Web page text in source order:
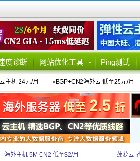
度诊断 网站优化工具 Ping测试
主机 24元/月 ●BGP+CN2海外云 低至25元/月
海外主机 5M CN2 低至$2/月
菠萝云-